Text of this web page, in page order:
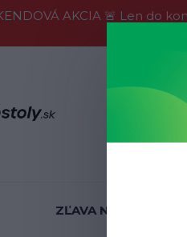
AKCIA 🚨 Len do
ZĽAVA NA SKLADE !